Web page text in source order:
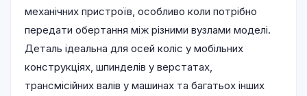
механічних пристроїв, особливо коли потрібно
передати обертання між різними вузлами моделі.
Деталь ідеальна для осей коліс у мобільних
конструкціях, шпинделів у верстатах,
трансмісійних валів у машинах та багатьох інших